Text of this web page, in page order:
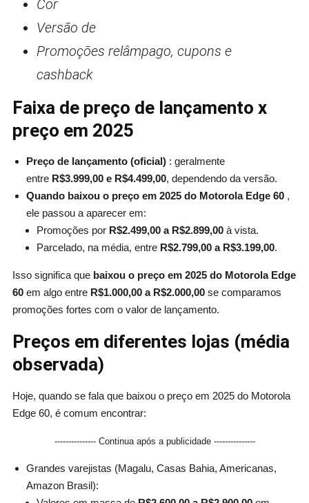
Cor
Versão de
Promoções relâmpago, cupons e
cashback
Faixa de preço de lançamento x
preço em 2025
Preço de lançamento (oficial): geralmente
entre R$3.999,00 e R$4.499,00, dependendo da versão.
Quando baixou o preço em 2025 do Motorola Edge 60,
ele passou a aparecer em:
Promoções por R$2.499,00 a R$2.899,00à vista.
Parcelado, na média, entre R$2.799,00 a R$3.199,00.
Isso significa que baixou o preço em 2025 do Motorola Edge
60em algo entre R$1.000,00 a R$2.000,00se comparamos
promoções fortes com o valor de lançamento.
Preços em diferentes lojas (média
observada)
Hoje, quando se fala que baixou o preço em 2025 do Motorola
Edge 60, é comum encontrar:
--------------- Continua após a publicidade ---------------
Grandes varejistas (Magalu, Casas Bahia, Americanas,
Amazon Brasil):